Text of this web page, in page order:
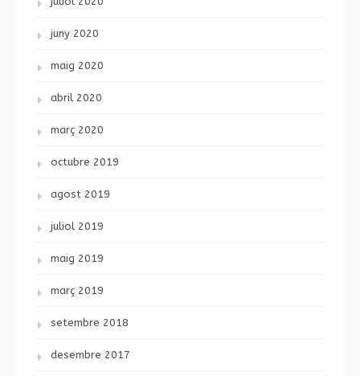
juny 2020
maig 2020
abril 2020
març 2020
octubre 2019
agost 2019
juliol 2019
maig 2019
març 2019
setembre 2018
desembre 2017